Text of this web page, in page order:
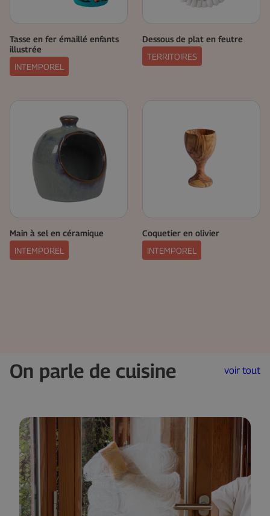
Tasse en fer émaillé enfants
illustrée
INTEMPOREL
Dessous de plat en feutre
TERRITOIRES
Main à sel en céramique
INTEMPOREL
Coquetier en olivier
INTEMPOREL
On parle de cuisine voir tout